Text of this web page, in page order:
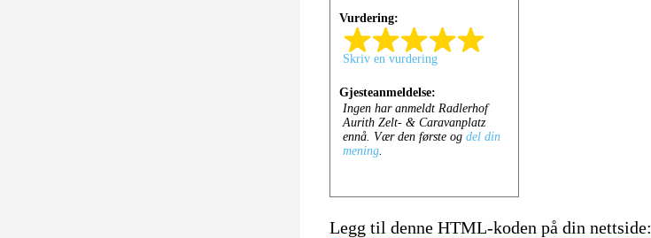
Legg til denne HTML-koden på din nettside: